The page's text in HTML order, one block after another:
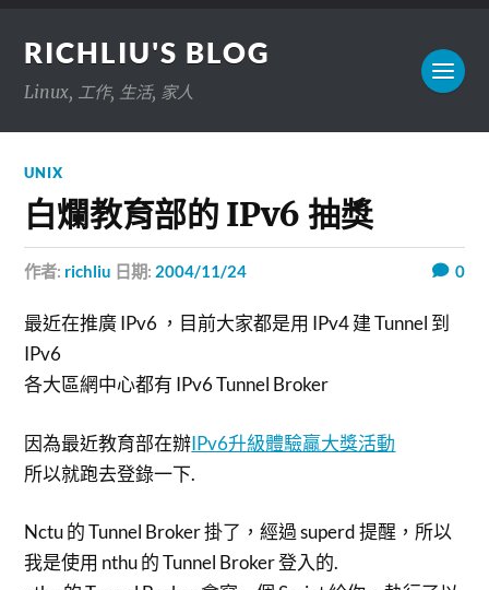
RICHLIU'S BLOG
Linux, 工作, 生活, 家人
UNIX
白爛教育部的 IPv6 抽獎
作者: richliu 日期: 2004/11/24 0
最近在推廣 IPv6 ，目前大家都是用 IPv4 建 Tunnel 到
IPv6
各大區網中心都有 IPv6 Tunnel Broker
因為最近教育部在辦IPv6升級體驗贏大獎活動
所以就跑去登錄一下.
Nctu 的 Tunnel Broker 掛了，經過 superd 提醒，所以
我是使用 nthu 的 Tunnel Broker 登入的.